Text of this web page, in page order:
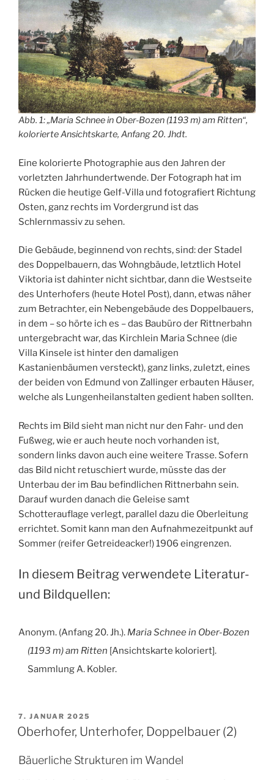
Abb. 1: „Maria Schnee in Ober-Bozen (1193 m) am Ritten“,
kolorierte Ansichtskarte, Anfang 20. Jhdt.
Eine kolorierte Photographie aus den Jahren der
vorletzten Jahrhundertwende. Der Fotograph hat im
Rücken die heutige Gelf-Villa und fotografiert Richtung
Osten, ganz rechts im Vordergrund ist das
Schlernmassiv zu sehen.
Die Gebäude, beginnend von rechts, sind: der Stadel
des Doppelbauern, das Wohngbäude, letztlich Hotel
Viktoria ist dahinter nicht sichtbar, dann die Westseite
des Unterhofers (heute Hotel Post), dann, etwas näher
zum Betrachter, ein Nebengebäude des Doppelbauers,
in dem – so hörte ich es – das Baubüro der Rittnerbahn
untergebracht war, das Kirchlein Maria Schnee (die
Villa Kinsele ist hinter den damaligen
Kastanienbäumen versteckt), ganz links, zuletzt, eines
der beiden von Edmund von Zallinger erbauten Häuser,
welche als Lungenheilanstalten gedient haben sollten.
Rechts im Bild sieht man nicht nur den Fahr- und den
Fußweg, wie er auch heute noch vorhanden ist,
sondern links davon auch eine weitere Trasse. Sofern
das Bild nicht retuschiert wurde, müsste das der
Unterbau der im Bau befindlichen Rittnerbahn sein.
Darauf wurden danach die Geleise samt
Schotterauflage verlegt, parallel dazu die Oberleitung
errichtet. Somit kann man den Aufnahmezeitpunkt auf
Sommer (reifer Getreideacker!) 1906 eingrenzen.
In diesem Beitrag verwendete Literatur-
und Bildquellen:
Anonym. (Anfang 20. Jh.). Maria Schnee in Ober-Bozen
(1193 m) am Ritten [Ansichtskarte koloriert].
Sammlung A. Kobler.
VERÖFFENTLICHT
AM
7. JANUAR 2025
Oberhofer, Unterhofer, Doppelbauer (2)
Bäuerliche Strukturen im Wandel